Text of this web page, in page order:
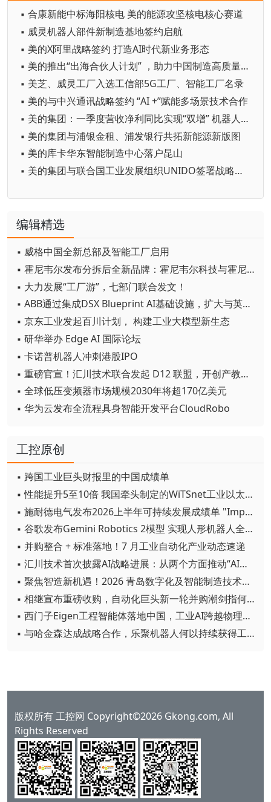
▪ 合康新能中标海阳核电 美的能源攻坚核电核心赛道
▪ 威灵机器人部件新制造基地签约启航
▪ 美的X阿里战略签约 打造AI时代新业务形态
▪ 美的推出“出海合伙人计划” ，助力中国制造高质量出海
▪ 美芝、威灵工厂入选工信部5G工厂、智能工厂名录
▪ 美的与中兴通讯战略签约 “AI +”赋能多场景技术合作
▪ 美的集团：一季度营收净利同比实现“双增” 机器人与自动化营收82亿元
▪ 美的集团与浦银金租、浦发银行共拓新能源新版图
▪ 美的库卡华东智能制造中心落户昆山
▪ 美的集团与联合国工业发展组织UNIDO签署战略合作备忘录
编辑精选
▪ 威格中国全新总部及智能工厂启用
▪ 霍尼韦尔发布分拆后全新品牌：霍尼韦尔科技与霍尼韦尔航空航天
▪ 大力发展“工厂游”，七部门联合发文！
▪ ABB通过集成DSX Blueprint AI基础设施，扩大与英伟达的合作
▪ 京东工业发起百川计划， 构建工业大模型新生态
▪ 研华举办 Edge AI 国际论坛
▪ 卡诺普机器人冲刺港股IPO
▪ 重磅官宣！汇川技术联合发起 D12 联盟，开创产教融合新范式
▪ 全球低压变频器市场规模2030年将超170亿美元
▪ 华为云发布全流程具身智能开发平台CloudRobo
工控原创
▪ 跨国工业巨头财报里的中国成绩单
▪ 性能提升5至10倍 我国牵头制定的WiTSnet工业以太网国际标准正式发布
▪ 施耐德电气发布2026上半年可持续发展成绩单 "Impact 2030"路线图开局稳健
▪ 谷歌发布Gemini Robotics 2模型 实现人形机器人全身智能控制突破
▪ 并购整合 + 标准落地！7 月工业自动化产业动态速递
▪ 汇川技术首次披露AI战略进展：从两个方面推动“AI业务化”落地
▪ 聚焦智造新机遇！2026 青岛数字化及智能制造技术论坛圆满落幕
▪ 相继宣布重磅收购，自动化巨头新一轮并购潮剑指何方？
▪ 西门子Eigen工程智能体落地中国，工业AI跨越物理世界“确定性”拐点
▪ 与哈金森达成战略合作，乐聚机器人何以持续获得工业巨头青睐？
版权所有 工控网 Copyright©2026 Gkong.com, All
Rights Reserved